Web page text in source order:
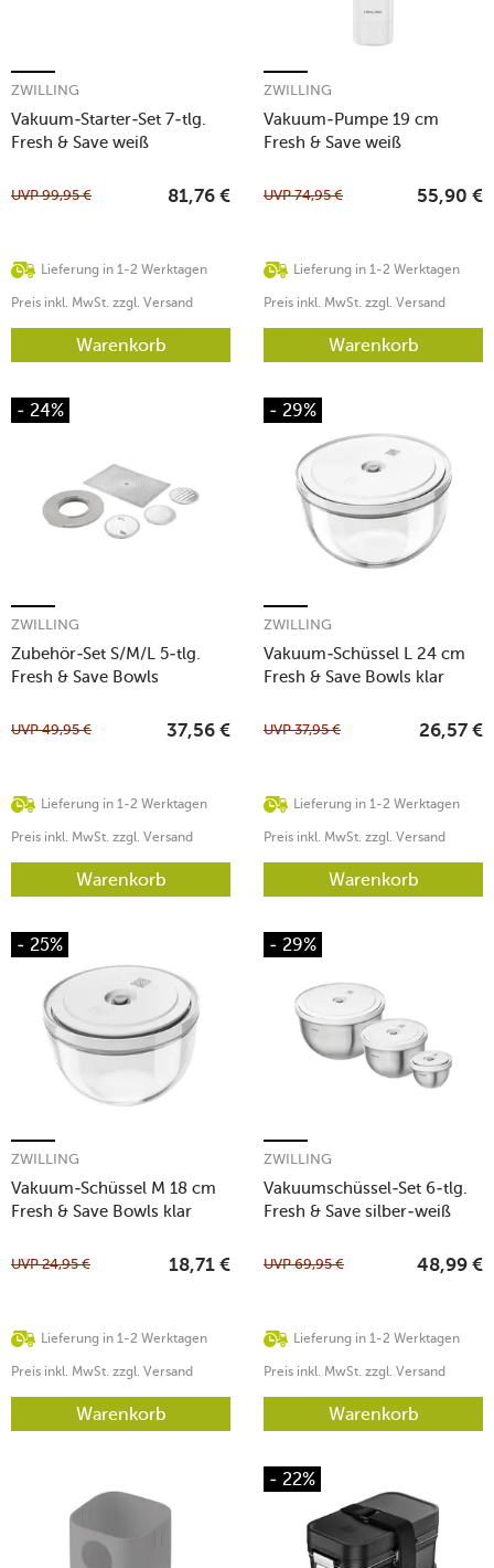
Vakuum-Starter-Set 7-tlg.
Fresh & Save weiß
ZWILLING
Lieferung in 1-2 Werktagen
UVP99,95 € 81,76 €
Preis inkl. MwSt. zzgl. Versand
Warenkorb
Vakuum-Pumpe 19 cm
Fresh & Save weiß
ZWILLING
Lieferung in 1-2 Werktagen
UVP74,95 € 55,90 €
Preis inkl. MwSt. zzgl. Versand
Warenkorb
- 24%
Zubehör-Set S/M/L 5-tlg.
Fresh & Save Bowls
ZWILLING
Lieferung in 1-2 Werktagen
UVP49,95 € 37,56 €
Preis inkl. MwSt. zzgl. Versand
Warenkorb
- 29%
Vakuum-Schüssel L 24 cm
Fresh & Save Bowls klar
ZWILLING
Lieferung in 1-2 Werktagen
UVP37,95 € 26,57 €
Preis inkl. MwSt. zzgl. Versand
Warenkorb
- 25%
Vakuum-Schüssel M 18 cm
Fresh & Save Bowls klar
ZWILLING
Lieferung in 1-2 Werktagen
UVP24,95 € 18,71 €
Preis inkl. MwSt. zzgl. Versand
Warenkorb
- 29%
Vakuumschüssel-Set 6-tlg.
Fresh & Save silber-weiß
ZWILLING
Lieferung in 1-2 Werktagen
UVP69,95 € 48,99 €
Preis inkl. MwSt. zzgl. Versand
Warenkorb
- 22%